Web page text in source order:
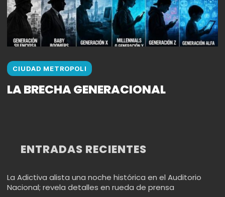
CIUDAD METROPOLI
LA BRECHA GENERACIONAL
ENTRADAS RECIENTES
La Adictiva alista una noche histórica en el Auditorio
Nacional; revela detalles en rueda de prensa